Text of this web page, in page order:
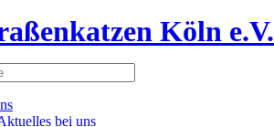
Köln e.V.
bei uns